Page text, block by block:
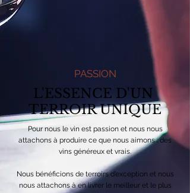
PASSION
L'ESSENCE D'UN
TERROIR UNIQUE
Pour nous le vin est passion et nous nous
attachons à produire ce que nous aimons : des
vins généreux et vrais.